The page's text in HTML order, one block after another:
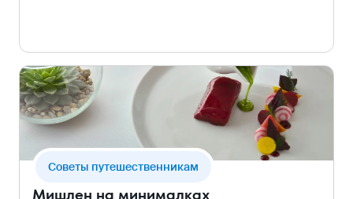
Cоветы путешественникам
Мишлен на минималках